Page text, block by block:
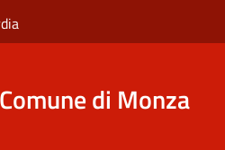
Comune di Monza